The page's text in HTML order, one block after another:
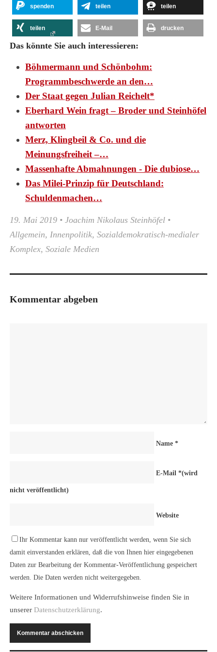
spenden teilen teilen
teilen E-Mail drucken
Das könnte Sie auch interessieren:
Böhmermann und Schönbohm:
Programmbeschwerde an den…
Der Staat gegen Julian Reichelt*
Eberhard Wein fragt – Broder und Steinhöfel
antworten
Merz, Klingbeil & Co. und die
Meinungsfreiheit –…
Massenhafte Abmahnungen - Die dubiose…
Das Milei-Prinzip für Deutschland:
Schuldenmachen…
19. Mai 2019 • Joachim Nikolaus Steinhöfel •
Allgemein, Innenpolitik, Sozialdemokratisch-medialer
Komplex, Soziale Medien
Kommentar abgeben
Name *
E-Mail *(wird
nicht veröffentlicht)
Website
Ihr Kommentar kann nur veröffentlicht werden, wenn Sie sich
damit einverstanden erklären, daß die von Ihnen hier eingegebenen
Daten zur Bearbeitung der Kommentar-Veröffentlichung gespeichert
werden. Die Daten werden nicht weitergegeben.
Weitere Informationen und Widerrufshinweise finden Sie in
unserer Datenschutzerklärung.